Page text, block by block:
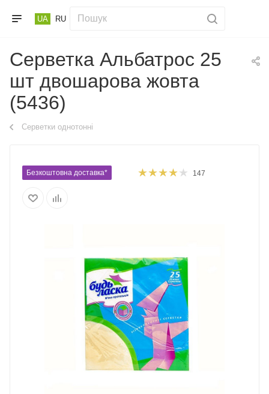
UA RU
Серветка Альбатрос 25
шт двошарова жовта
(5436)
Серветки однотонні
Безкоштовна доставка* 147